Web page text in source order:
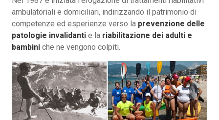
ambulatoriali e domiciliari, indirizzando il patrimonio di
competenze ed esperienze verso la prevenzione delle
patologie invalidanti e la riabilitazione dei adulti e
bambini che ne vengono colpiti.